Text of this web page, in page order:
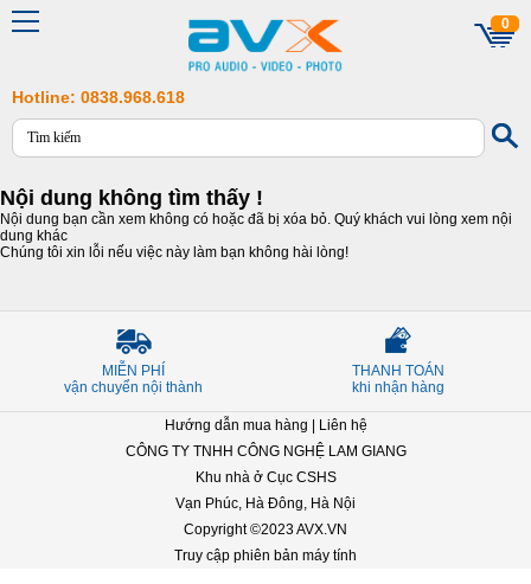
0
Hotline: 0838.968.618
Nội dung không tìm thấy !
Nội dung bạn cần xem không có hoặc đã bị xóa bỏ. Quý khách vui lòng xem nội
dung khác
Chúng tôi xin lỗi nếu việc này làm bạn không hài lòng!
MIỄN PHÍ
vận chuyển nội thành
THANH TOÁN
khi nhận hàng
Hướng dẫn mua hàng
Liên hệ
CÔNG TY TNHH CÔNG NGHỆ LAM GIANG
Khu nhà ở Cục CSHS
Vạn Phúc, Hà Đông, Hà Nội
Copyright ©2023 AVX.VN
Truy cập phiên bản máy tính